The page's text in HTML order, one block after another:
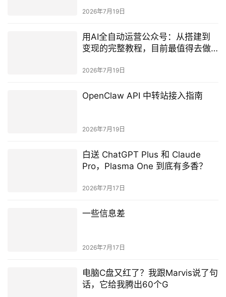
2026年7月19日
用AI全自动运营公众号：从搭建到
变现的完整教程，目前最值得去做
2026年7月19日
OpenClaw API 中转站接入指南
2026年7月19日
白送 ChatGPT Plus 和 Claude
Pro，Plasma One 到底有多香？
2026年7月17日
一些信息差
2026年7月17日
电脑C盘又红了？我跟Marvis说了句
话，它给我腾出60个G